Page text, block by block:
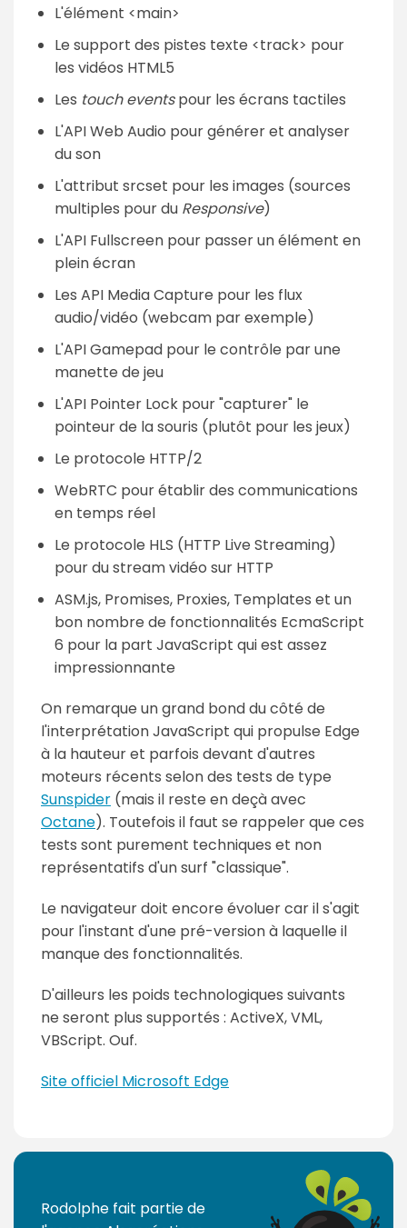
L'élément <main>
Le support des pistes texte <track> pour
les vidéos HTML5
Les touch eventspour les écrans tactiles
L'API Web Audio pour générer et analyser
du son
L'attribut srcset pour les images (sources
multiples pour du Responsive)
L'API Fullscreen pour passer un élément en
plein écran
Les API Media Capture pour les flux
audio/vidéo (webcam par exemple)
L'API Gamepad pour le contrôle par une
manette de jeu
L'API Pointer Lock pour "capturer" le
pointeur de la souris (plutôt pour les jeux)
Le protocole HTTP/2
WebRTC pour établir des communications
en temps réel
Le protocole HLS (HTTP Live Streaming)
pour du stream vidéo sur HTTP
ASM.js, Promises, Proxies, Templates et un
bon nombre de fonctionnalités EcmaScript
6 pour la part JavaScript qui est assez
impressionnante
On remarque un grand bond du côté de
l'interprétation JavaScript qui propulse Edge
à la hauteur et parfois devant d'autres
moteurs récents selon des tests de type
Sunspider (mais il reste en deçà avec
Octane). Toutefois il faut se rappeler que ces
tests sont purement techniques et non
représentatifs d'un surf "classique".
Le navigateur doit encore évoluer car il s'agit
pour l'instant d'une pré-version à laquelle il
manque des fonctionnalités.
D'ailleurs les poids technologiques suivants
ne seront plus supportés : ActiveX, VML,
VBScript. Ouf.
Site officiel Microsoft Edge
Rodolphe fait partie de